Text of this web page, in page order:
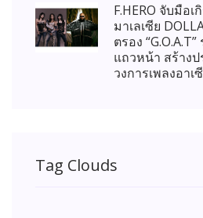
F.HERO จับมือเ
มาเลเซีย
ตรอง
แถวหน้า สร้าง
วงการเพลงอาเ
Tag Clouds